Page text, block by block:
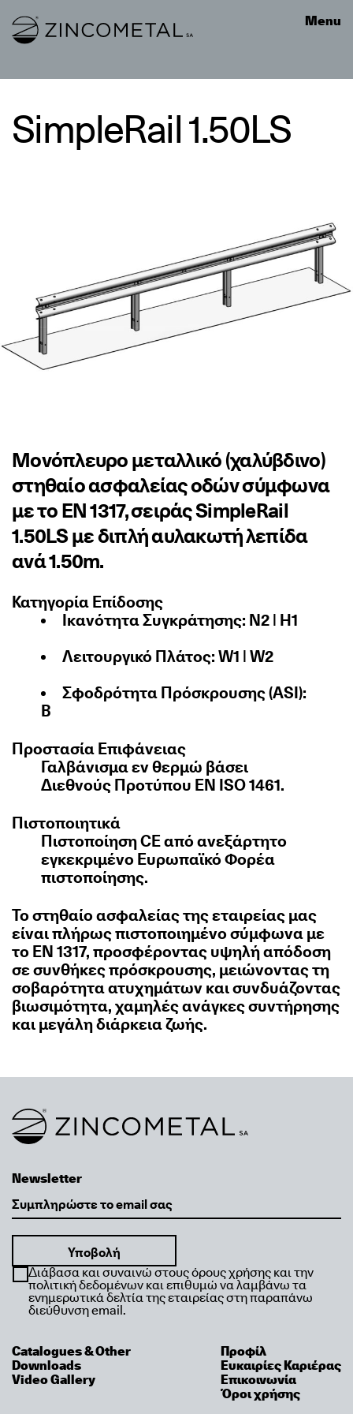
Link to homepage Menu
SimpleRail 1.50LS
Μονόπλευρο μεταλλικό (χαλύβδινο)
στηθαίο ασφαλείας οδών σύμφωνα
με το EN 1317, σειράς SimpleRail
1.50LS με διπλή αυλακωτή λεπίδα
ανά 1.50m.
Κατηγορία Επίδοσης
Ικανότητα Συγκράτησης: N2 | H1
Λειτουργικό Πλάτος: W1 | W2
Σφοδρότητα Πρόσκρουσης (ASI):
B
Προστασία Επιφάνειας
Γαλβάνισμα εν θερμώ βάσει
Διεθνούς Προτύπου EN ISO 1461.
Πιστοποιητικά
Πιστοποίηση CE από ανεξάρτητο
εγκεκριμένο Ευρωπαϊκό Φορέα
πιστοποίησης.
Το στηθαίο ασφαλείας της εταιρείας μας
είναι πλήρως πιστοποιημένο σύμφωνα με
το EN 1317, προσφέροντας υψηλή απόδοση
σε συνθήκες πρόσκρουσης, μειώνοντας τη
σοβαρότητα ατυχημάτων και συνδυάζοντας
βιωσιμότητα, χαμηλές ανάγκες συντήρησης
και μεγάλη διάρκεια ζωής.
Link to homepage
Newsletter
Διάβασα και συναινώ στους όρους χρήσης και την
πολιτική δεδομένων και επιθυμώ να λαμβάνω τα
ενημερωτικά δελτία της εταιρείας στη παραπάνω
διεύθυνση email.
Catalogues & Other
Downloads
Video Gallery
Προφίλ
Ευκαιρίες Καριέρας
Επικοινωνία
Όροι χρήσης